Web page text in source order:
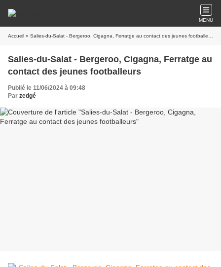
MENU
Accueil » Salies-du-Salat - Bergeroo, Cigagna, Ferratge au contact des jeunes footballeurs
Salies-du-Salat - Bergeroo, Cigagna, Ferratge au
contact des jeunes footballeurs
Publié le 11/06/2024 à 09:48
Par zedgé